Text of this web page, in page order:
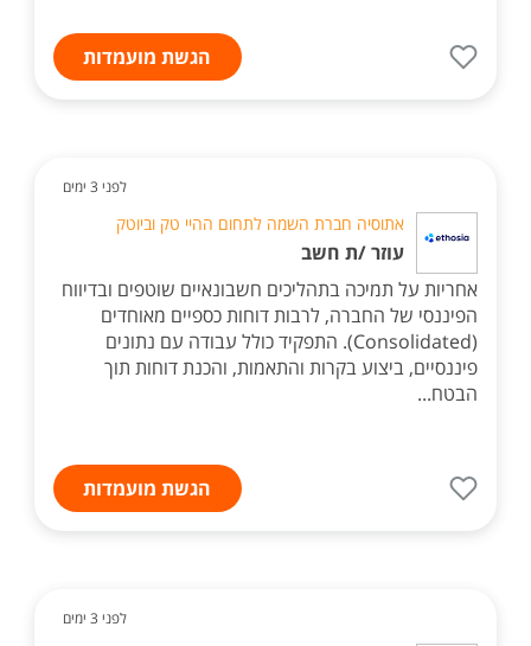
הגשת מועמדות
לפני 3 ימים
אתוסיה חברת השמה לתחום ההיי טק וביוטק
עוזר /ת חשב
אחריות על תמיכה בתהליכים חשבונאיים שוטפים ובדיווח
הפיננסי של החברה, לרבות דוחות כספיים מאוחדים
(Consolidated). התפקיד כולל עבודה עם נתונים
פיננסיים, ביצוע בקרות והתאמות, והכנת דוחות תוך
הבטח...
הגשת מועמדות
לפני 3 ימים